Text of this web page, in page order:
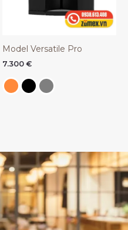
Model Versatile Pro
7.300 €